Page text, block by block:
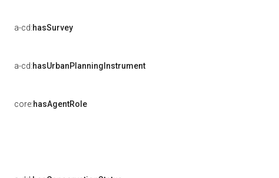
a-cd:hasSurvey
a-cd:hasUrbanPlanningInstrument
core:hasAgentRole